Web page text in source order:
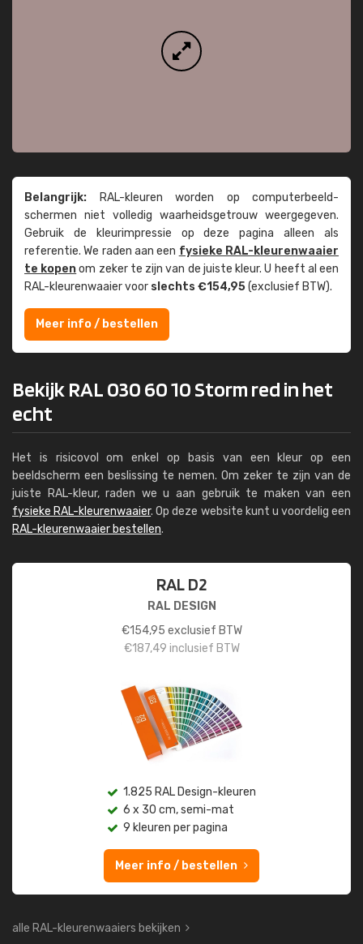
Belangrijk: RAL-kleuren worden op computer­beeld­
schermen niet volledig waarheids­­getrouw weer­gegeven.
Gebruik de kleur­impressie op deze pagina alleen als
referentie. We raden aan een fysieke RAL-kleuren­waaier
te kopenom zeker te zijn van de juiste kleur. U heeft al een
RAL-kleuren­waaier voor slechts €154,95(exclusief BTW).
Meer info / bestellen
Bekijk RAL 030 60 10 Storm red in het
echt
Het is risicovol om enkel op basis van een kleur op een
beeldscherm een beslissing te nemen. Om zeker te zijn van de
juiste RAL-kleur, raden we u aan gebruik te maken van een
fysieke RAL-kleurenwaaier. Op deze website kunt u voordelig een
RAL-kleurenwaaier bestellen.
RAL D2
RAL DESIGN
€154,95 exclusief BTW
€187,49 inclusief BTW
1.825 RAL Design-kleuren
6 x 30 cm, semi-mat
9 kleuren per pagina
Meer info / bestellen
alle RAL-kleurenwaaiers bekijken